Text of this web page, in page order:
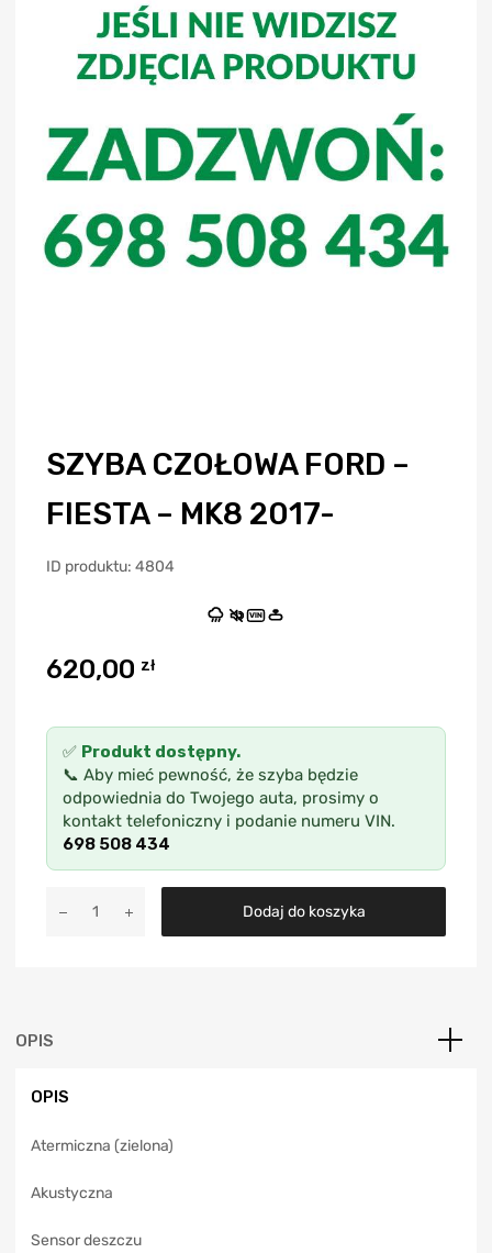
SZYBA CZOŁOWA FORD –
FIESTA – MK8 2017-
ID produktu: 4804
VIN
620,00 zł
✅ Produkt dostępny.
📞 Aby mieć pewność, że szyba będzie
odpowiednia do Twojego auta, prosimy o
kontakt telefoniczny i podanie numeru VIN.
698 508 434
Dodaj do koszyka
a
OPIS
OPIS
Atermiczna (zielona)
Akustyczna
Sensor deszczu